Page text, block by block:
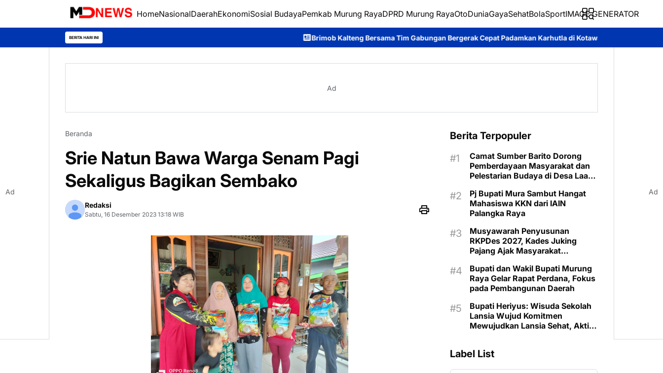
HomeNasionalDaerahEkonomiSosial BudayaPemkab Murung RayaDPRD Murung RayaOtoDuniaGayaSehatBolaSportIMAGE GENERATOR
BERITA HARI INI Brimob Kalteng Bersama Tim Gabungan Bergerak Cepat Padamkan Karhutla di Kotawaringin Timur Pemkab Murung Raya
Ad
Beranda
Srie Natun Bawa Warga Senam Pagi
Sekaligus Bagikan Sembako
Redaksi
Sabtu, 16 Desember 2023 13:18 WIB
Berita Terpopuler
Camat Sumber Barito Dorong
Pemberdayaan Masyarakat dan
Pelestarian Budaya di Desa Laas
Pj Bupati Mura Sambut Hangat
Mahasiswa KKN dari IAIN
Palangka Raya
Musyawarah Penyusunan
RKPDes 2027, Kades Juking
Pajang Ajak Masyarakat
Kebutuhan
Bupati dan Wakil Bupati Murung
Raya Gelar Rapat Perdana, Fokus
pada Pembangunan Daerah
Bupati Heriyus: Wisuda Sekolah
Lansia Wujud Komitmen
Mewujudkan Lansia Sehat, Aktif,
Label List
Ad Ad